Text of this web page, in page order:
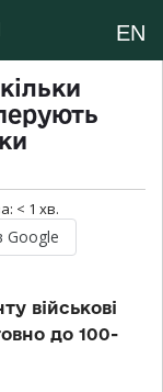
EN
< 1 хв.
Google
військові
до 100-